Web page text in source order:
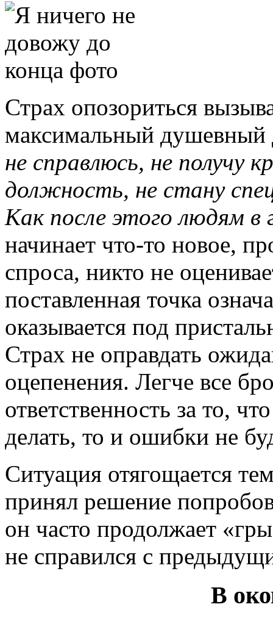
Страх опозориться
максимальный душевный
не справлюсь, не получу
должность, не стану
Как после этого людям в
начинает что-то новое,
спроса, никто не
поставленная точка
оказывается под
Страх не оправдать
оцепенения. Легче все
ответственность за то,
делать, то и ошибки не
Ситуация отягощается
принял решение
он часто продолжает
не справился с
В